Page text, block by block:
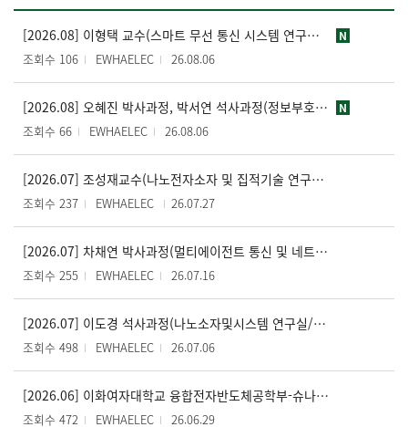
[2026.08] 이형택 교수(스마트 무선 통신 시스템 연구실), IEEE Transactions on Wireless Communications (JCR 상위 5% 이내) 논문 게재 N
조회수 106 EWHAELEC 26.08.06
[2026.08] 오혜진 박사과정, 박서연 석사과정(정보부호화및처리 연구실/강제원 교수), MPEG 표준화 회의 참석 및 기고서 발표 N
조회수 66 EWHAELEC 26.08.06
[2026.07] 조성재교수(나노전자소자 및 집적기술 연구실), 과기정통부 차세대지능형반도체기술개발사업 선정
조회수 237 EWHAELEC 26.07.27
[2026.07] 차채연 박사과정(멀티에이전트 통신 및 네트워크 연구실/박형곤 교수), IEEE Journal of Selected Topics in Signal Processing 논문 게재
조회수 255 EWHAELEC 26.07.16
[2026.07] 이도경 석사과정(나노소자및시스템 연구실/김성호 교수), Advanced Intelligent Systems 논문 게재
조회수 498 EWHAELEC 26.07.06
[2026.06] 이화여자대학교 융합전자반도체공학부-슈나이더일렉트릭코리아, 글로벌 실무형 인재 양성을 위한 업무협약 체결
조회수 472 EWHAELEC 26.06.29